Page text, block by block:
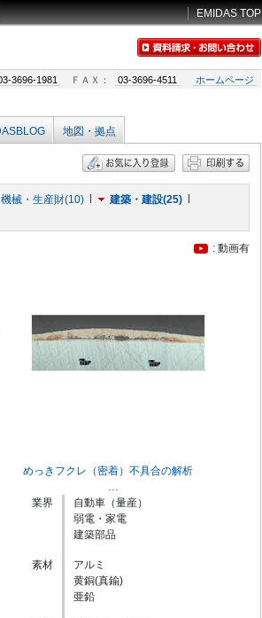
EMIDAS TOP
3696-1981 ＦＡＸ： 03-3696-4511 ホームページ
地図・拠点
機械・生産財(10)
建築・建設(25)
: 動画有
めっきフクレ（密着）不具合の解析
…
業界
自動車（量産）
弱電・家電
建築部品
素材
アルミ
黄銅(真鍮)
亜鉛